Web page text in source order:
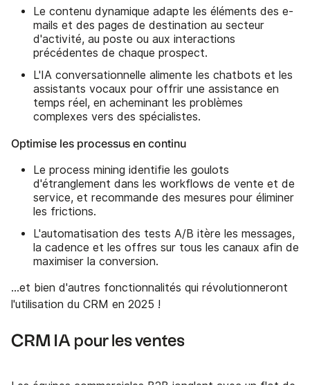
Le contenu dynamique adapte les éléments des e-
mails et des pages de destination au secteur
d'activité, au poste ou aux interactions
précédentes de chaque prospect.
L'IA conversationnelle alimente les chatbots et les
assistants vocaux pour offrir une assistance en
temps réel, en acheminant les problèmes
complexes vers des spécialistes.
Optimise les processus en continu
Le process mining identifie les goulots
d'étranglement dans les workflows de vente et de
service, et recommande des mesures pour éliminer
les frictions.
L'automatisation des tests A/B itère les messages,
la cadence et les offres sur tous les canaux afin de
maximiser la conversion.
...et bien d'autres fonctionnalités qui révolutionneront
l'utilisation du CRM en 2025 !
CRM IA pour les ventes